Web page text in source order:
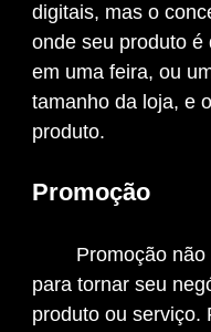
digitais, mas o
onde seu produto
em uma feira, ou
tamanho da loja, e
produto.
Promoção
para tornar seu
produto ou serviço.